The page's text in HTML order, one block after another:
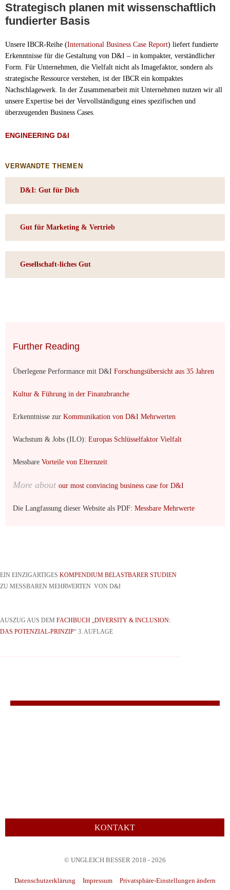
Strategisch planen mit wissenschaftlich
fundierter Basis
Unsere IBCR-Reihe (International Business Case Report) liefert fundierte
Erkenntnisse für die Gestaltung von D&I – in kompakter, verständlicher
Form. Für Unternehmen, die Vielfalt nicht als Imagefaktor, sondern als
strategische Ressource verstehen, ist der IBCR ein kompaktes
Nachschlagewerk. In der Zusammenarbeit mit Unternehmen nutzen wir all
unsere Expertise bei der Vervollständigung eines spezifischen und
überzeugenden Business Cases.
ENGINEERING D&I
VERWANDTE THEMEN
D&I: Gut für Dich
Gut für Marketing & Vertrieb
Gesellschaft-liches Gut
Further Reading
Überlegene Performance mit D&I Forschungsübersicht aus 35 Jahren
Kultur & Führung in der Finanzbranche
Erkenntnisse zur Kommunikation von D&I Mehrwerten
Wachstum & Jobs (ILO): Europas Schlüsselfaktor Vielfalt
Messbare Vorteile von Elternzeit
More about our most convincing business case for D&I
Die Langfassung dieser Website als PDF: Messbare Mehrwerte
EIN EINZIGARTIGES KOMPENDIUM BELASTBARER STUDIEN
ZU MESSBAREN MEHRWERTEN VON D&I
AUSZUG AUS DEM FACHBUCH „DIVERSITY & INCLUSION:
DAS POTENZIAL-PRINZIP“ 3. AUFLAGE
KONTAKT
© UNGLEICH BESSER 2018 - 2026
Datenschutzerklärung Impressum Privatsphäre-Einstellungen ändern